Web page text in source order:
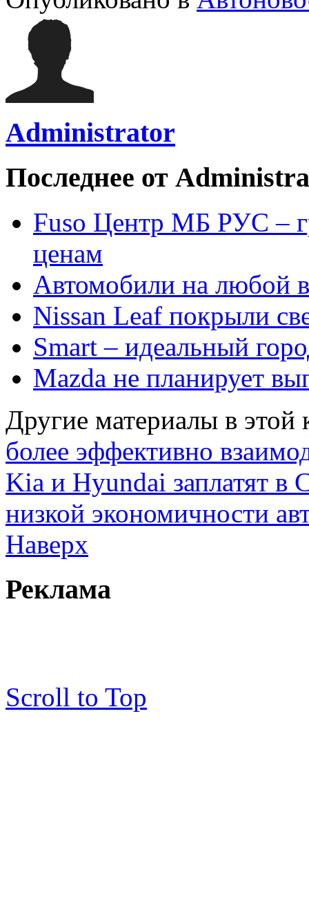
Administrator
Последнее от
Fuso Центр МБ РУС –
ценам
Автомобили на любой
Nissan Leaf покрыли
Smart – идеальный
Mazda не планирует
Другие материалы в этой
более эффективно
Kia и Hyundai заплатят
низкой экономичности
Наверх
Реклама
Scroll to Top